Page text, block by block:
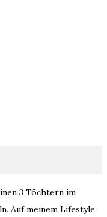
3 Töchtern im
Auf meinem Lifestyle